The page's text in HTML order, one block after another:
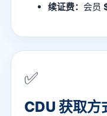
续证费： 会员
✅
CDU 获取方